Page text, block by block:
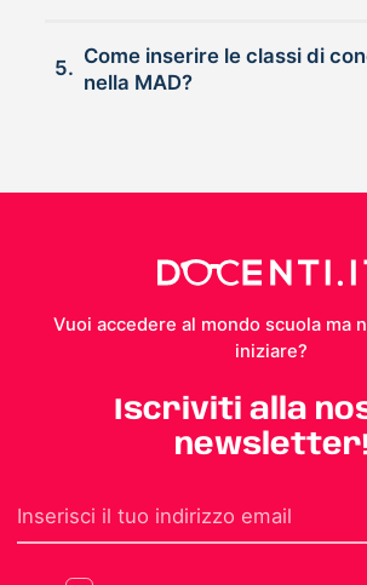
5.
Come inserire le classi di concorso
nella MAD?
Vuoi accedere al mondo scuola ma
iniziare?
Iscriviti alla